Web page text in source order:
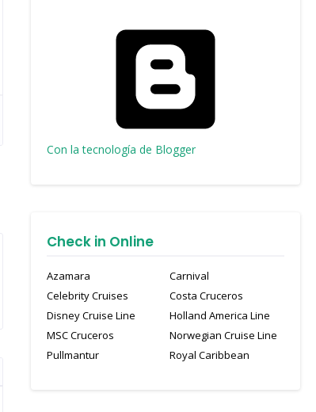
Con la tecnología de Blogger
Check in Online
Azamara
Carnival
Celebrity Cruises
Costa Cruceros
Disney Cruise Line
Holland America Line
MSC Cruceros
Norwegian Cruise Line
Pullmantur
Royal Caribbean